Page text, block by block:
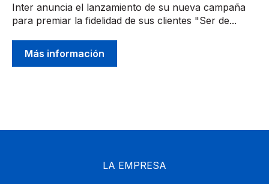
Inter anuncia el lanzamiento de su nueva campaña
para premiar la fidelidad de sus clientes "Ser de...
Más información
LA EMPRESA